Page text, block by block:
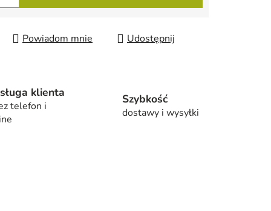
Powiadom mnie Udostępnij
klienta
telefon i
Szybkość
dostawy i wysyłki